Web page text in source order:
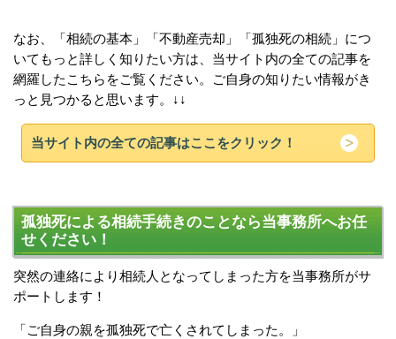
なお、「相続の基本」「不動産売却」「孤独死の相続」につ
いてもっと詳しく知りたい方は、当サイト内の全ての記事を
網羅したこちらをご覧ください。ご自身の知りたい情報がき
っと見つかると思います。↓↓
当サイト内の全ての記事はここをクリック！
孤独死による相続手続きのことなら当事務所へお任
せください！
突然の連絡により相続人となってしまった方を当事務所がサ
ポートします！
「ご自身の親を孤独死で亡くされてしまった。」